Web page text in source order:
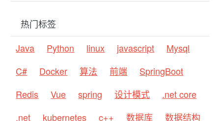
热门标签
Java
Python linux javascript
Mysql
C#
Docker 算法 前端
SpringBoot
Redis
Vue spring 设计模式
.net core
.net
kubernetes c++ 数据库
数据结构